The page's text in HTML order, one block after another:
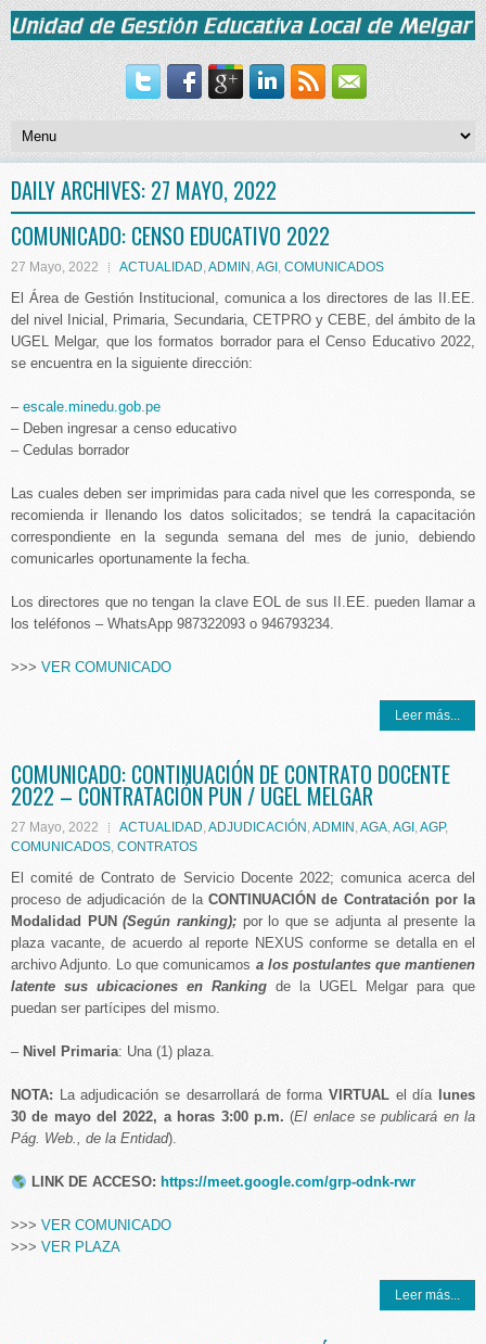
DAILY ARCHIVES: 27 MAYO, 2022
COMUNICADO: CENSO EDUCATIVO 2022
27 Mayo, 2022 ACTUALIDAD,ADMIN ,AGI , COMUNICADOS
El Área de Gestión Institucional, comunica a los directores de las II.EE.
del nivel Inicial, Primaria, Secundaria, CETPRO y CEBE, del ámbito de la
UGEL Melgar, que los formatos borrador para el Censo Educativo 2022,
se encuentra en la siguiente dirección:
– escale.minedu.gob.pe
– Deben ingresar a censo educativo
– Cedulas borrador
Las cuales deben ser imprimidas para cada nivel que les corresponda, se
recomienda ir llenando los datos solicitados; se tendrá la capacitación
correspondiente en la segunda semana del mes de junio, debiendo
comunicarles oportunamente la fecha.
Los directores que no tengan la clave EOL de sus II.EE. pueden llamar a
los teléfonos – WhatsApp 987322093 o 946793234.
>>> VER COMUNICADO
Leer más...
COMUNICADO: CONTINUACIÓN DE CONTRATO DOCENTE
2022 – CONTRATACIÓN PUN / UGEL MELGAR
27 Mayo, 2022 ACTUALIDAD,ADJUDICACIÓN ,ADMIN ,AGA,AGI ,AGP,
COMUNICADOS, CONTRATOS
El comité de Contrato de Servicio Docente 2022; comunica acerca del
proceso de adjudicación de laCONTINUACIÓN de Contratación por la
Modalidad PUN(Según ranking);por lo que se adjunta al presente la
plaza vacante, de acuerdo al reporte NEXUS conforme se detalla en el
archivo Adjunto. Lo que comunicamos a los postulantes que mantienen
latente sus ubicaciones en Ranking de la UGEL Melgar para que
puedan ser partícipes del mismo.
– Nivel Primaria: Una (1) plaza.
NOTA: La adjudicación se desarrollará de forma VIRTUALel día lunes
30 de mayo del 2022, a horas 3:00 p.m.(El enlace se publicará en la
Pág. Web., de la Entidad).
LINK DE ACCESO: https://meet.google.com/grp-odnk-rwr
>>> VER COMUNICADO
>>> VER PLAZA
Leer más...